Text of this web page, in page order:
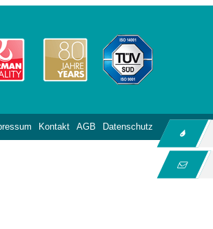
Kontakt AGB Datenschutz